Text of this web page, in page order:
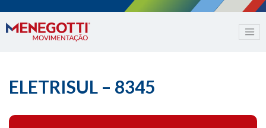
ELETRISUL – 8345